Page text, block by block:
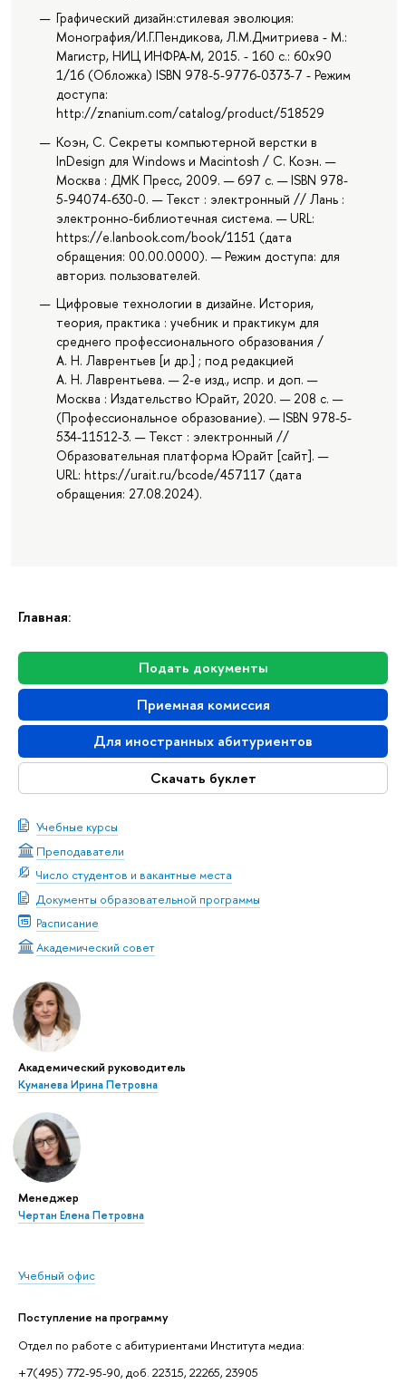
Главная:
Подать документы
Приемная комиссия
Для иностранных абитуриентов
Скачать буклет
Учебные курсы
Преподаватели
Число студентов и вакантные места
Документы образовательной программы
Расписание
Академический совет
Академический руководитель
Куманева Ирина Петровна
Менеджер
Чертан Елена Петровна
Учебный офис
Поступление на программу
Отдел по работе с абитуриентами Института медиа:
+7(495) 772-95-90, доб. 22315, 22265, 23905
Графический дизайн:стилевая эволюция:
Монография/И.Г.Пендикова, Л.М.Дмитриева - М.:
Магистр, НИЦ ИНФРА-М, 2015. - 160 с.: 60x90
1/16 (Обложка) ISBN 978-5-9776-0373-7 - Режим
доступа:
http://znanium.com/catalog/product/518529
Коэн, С. Секреты компьютерной верстки в
InDesign для Windows и Мacintosh / С. Коэн. —
Москва : ДМК Пресс, 2009. — 697 с. — ISBN 978-
5-94074-630-0. — Текст : электронный // Лань :
электронно-библиотечная система. — URL:
https://e.lanbook.com/book/1151 (дата
обращения: 00.00.0000). — Режим доступа: для
авториз. пользователей.
Цифровые технологии в дизайне. История,
теория, практика : учебник и практикум для
среднего профессионального образования /
А. Н. Лаврентьев [и др.] ; под редакцией
А. Н. Лаврентьева. — 2-е изд., испр. и доп. —
Москва : Издательство Юрайт, 2020. — 208 с. —
(Профессиональное образование). — ISBN 978-5-
534-11512-3. — Текст : электронный //
Образовательная платформа Юрайт [сайт]. —
URL: https://urait.ru/bcode/457117 (дата
обращения: 27.08.2024).